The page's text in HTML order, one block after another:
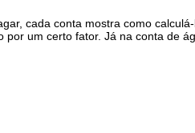
cada conta mostra como
um certo fator. Já na conta de